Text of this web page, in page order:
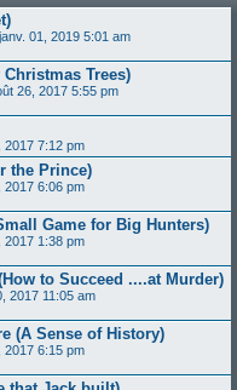
01, 2019 5:01 am
Christmas Trees)
26, 2017 5:55 pm
2017 7:12 pm
the Prince)
2017 6:06 pm
Game for Big Hunters)
2017 1:38 pm
to Succeed ....at Murder)
2017 11:05 am
(A Sense of History)
2017 6:15 pm